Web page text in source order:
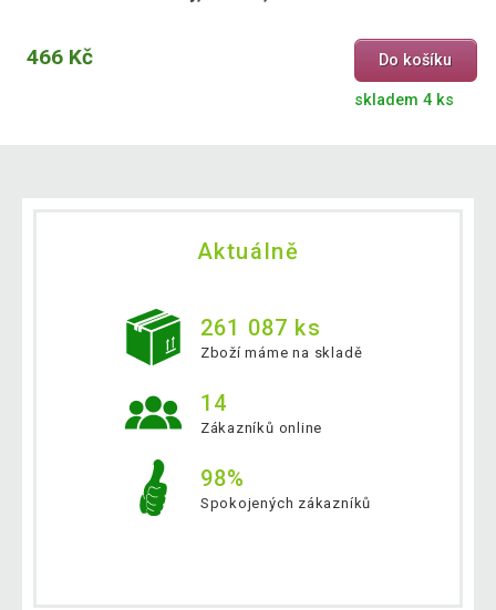
466 Kč Do košíku
skladem 4 ks
Aktuálně
261 087 ks
Zboží máme na skladě
14
Zákazníků online
98%
Spokojených zákazníků